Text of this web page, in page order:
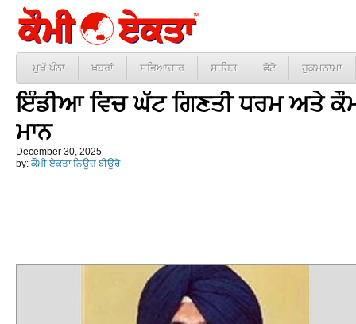
ਮੁਖੱ ਪੰਨਾ ਖ਼ਬਰਾਂ ਸਭਿਆਚਾਰ ਸਾਹਿਤ ਫੋਟੋ ਹੁਕਮਨਾਮਾ
ਇੰਡੀਆ ਵਿਚ ਘੱਟ ਗਿਣਤੀ ਧਰਮ ਅਤੇ
ਮਾਨ
December 30, 2025
by: ਕੌਮੀ ਏਕਤਾ ਨਿਊਜ਼ ਬੀਊਰੋ